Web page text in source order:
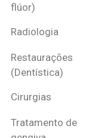
flúor)
Radiologia
Restaurações
(Dentística)
Cirurgias
Tratamento de